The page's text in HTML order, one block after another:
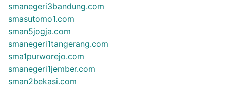
smanegeri3bandung.com
smasutomo1.com
sman5jogja.com
smanegeri1tangerang.com
sma1purworejo.com
smanegeri1jember.com
sman2bekasi.com